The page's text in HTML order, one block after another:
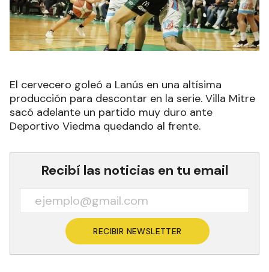
El cervecero goleó a Lanús en una altísima
producción para descontar en la serie. Villa Mitre
sacó adelante un partido muy duro ante
Deportivo Viedma quedando al frente.
Recibí las noticias en tu email
RECIBIR NEWSLETTER